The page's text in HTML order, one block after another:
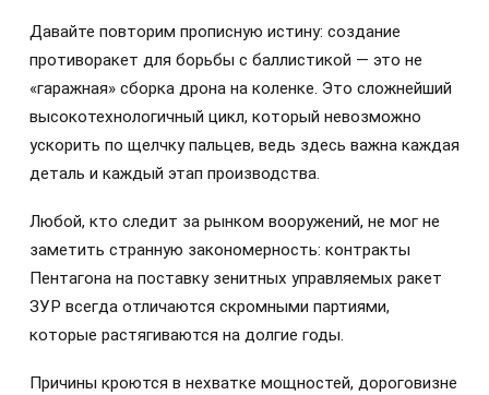
Давайте повторим прописную истину: создание
противоракет для борьбы с баллистикой — это не
«гаражная» сборка дрона на коленке. Это сложнейший
высокотехнологичный цикл, который невозможно
ускорить по щелчку пальцев, ведь здесь важна каждая
деталь и каждый этап производства.
Любой, кто следит за рынком вооружений, не мог не
заметить странную закономерность: контракты
Пентагона на поставку зенитных управляемых ракет
ЗУР всегда отличаются скромными партиями,
которые растягиваются на долгие годы.
Причины кроются в нехватке мощностей, дороговизне